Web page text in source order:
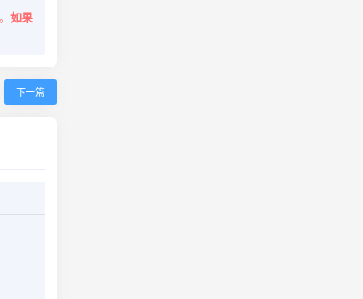
如果
下一篇